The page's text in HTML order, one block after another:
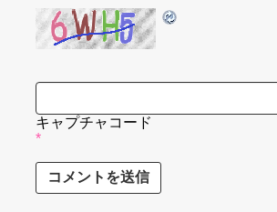
キャプチャコード
*